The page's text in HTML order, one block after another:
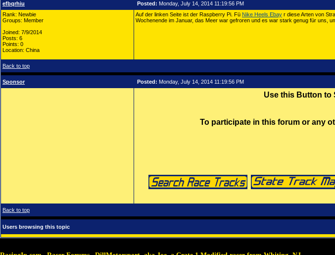
efbqrhiu Posted: Monday, July 14, 2014 11:19:56 PM
Rank: Newbie
Groups: Member
Joined: 7/9/2014
Posts: 6
Points: 0
Location: China
Auf der linken Seite ist der Raspberry Pi. Fü Nike Heels Ebay r diese Arten von
Wochenende im Januar, das Meer war gefroren und es war stark genug für uns,
Back to top
Sponsor Posted: Monday, July 14, 2014 11:19:56 PM
Use this Button to
To participate in this forum or any
Back to top
Users browsing this topic